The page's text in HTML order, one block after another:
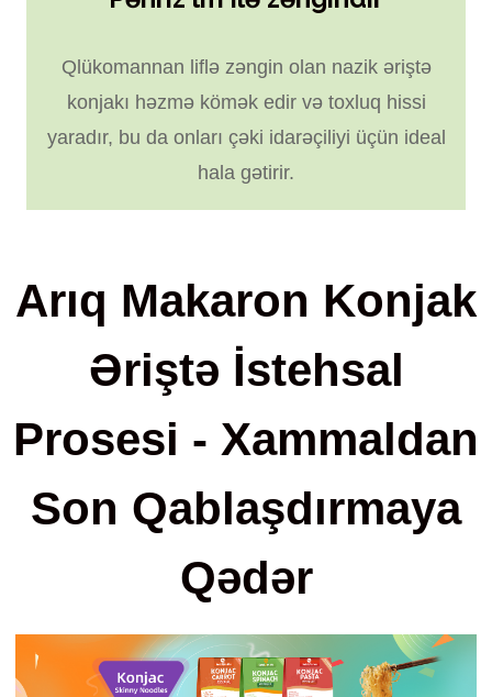
Qlükomannan liflə zəngin olan nazik əriştə
konjakı həzmə kömək edir və toxluq hissi
yaradır, bu da onları çəki idarəçiliyi üçün ideal
hala gətirir.
Arıq Makaron Konjak
Əriştə İstehsal
Prosesi - Xammaldan
Son Qablaşdırmaya
Qədər